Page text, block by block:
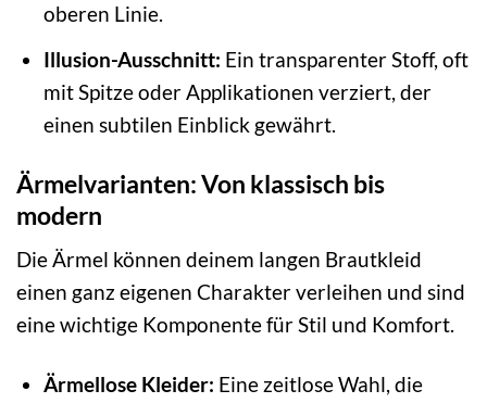
oberen Linie.
Illusion-Ausschnitt: Ein transparenter Stoff, oft
mit Spitze oder Applikationen verziert, der
einen subtilen Einblick gewährt.
Ärmelvarianten: Von klassisch bis
modern
Die Ärmel können deinem langen Brautkleid
einen ganz eigenen Charakter verleihen und sind
eine wichtige Komponente für Stil und Komfort.
Ärmellose Kleider: Eine zeitlose Wahl, die